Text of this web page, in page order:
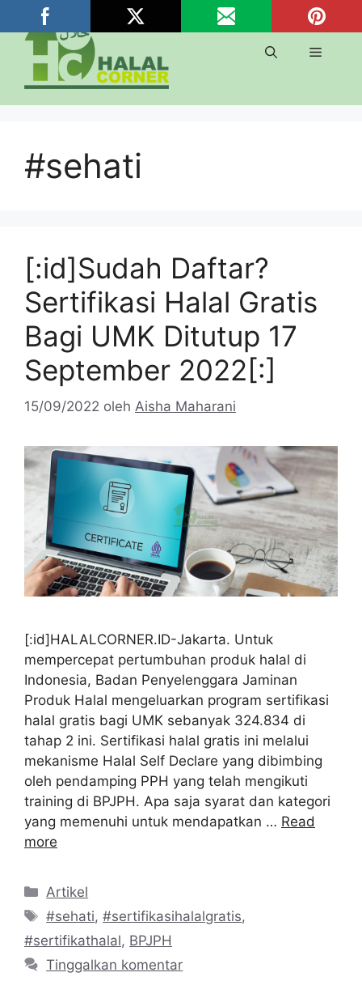
Langsung
ke
Menu
#sehati
[:id]Sudah Daftar?
Sertifikasi Halal Gratis
Bagi UMK Ditutup 17
September 2022[:]
15/09/2022 oleh Aisha Maharani
[:id]HALALCORNER.ID-Jakarta. Untuk
mempercepat pertumbuhan produk halal di
Indonesia, Badan Penyelenggara Jaminan
Produk Halal mengeluarkan program sertifikasi
halal gratis bagi UMK sebanyak 324.834 di
tahap 2 ini. Sertifikasi halal gratis ini melalui
mekanisme Halal Self Declare yang dibimbing
oleh pendamping PPH yang telah mengikuti
training di BPJPH. Apa saja syarat dan kategori
yang memenuhi untuk mendapatkan … Read
more
Kategori
Artikel
Tag
#sehati,#sertifikasihalalgratis,
#sertifikathalal, BPJPH
Tinggalkan komentar